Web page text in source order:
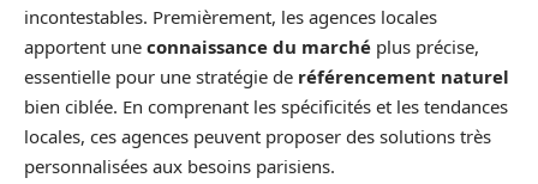
incontestables. Premièrement, les agences locales
apportent une connaissance du marché plus précise,
essentielle pour une stratégie de référencement naturel
bien ciblée. En comprenant les spécificités et les tendances
locales, ces agences peuvent proposer des solutions très
personnalisées aux besoins parisiens.